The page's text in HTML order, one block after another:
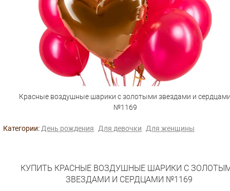
Красные воздушные шарики с золотыми звездами и
№1169
Категории: День рождения Для девочки Для женщины
КУПИТЬ КРАСНЫЕ ВОЗДУШНЫЕ ШАРИКИ С
ЗВЕЗДАМИ И СЕРДЦАМИ №1169